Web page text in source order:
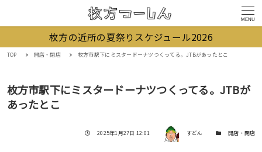
MENU
枚方の近所の夏祭りスケジュール2026
TOP 開店・閉店 枚方市駅下にミスタードーナツつくってる。JTBがあったとこ
枚方市駅下にミスタードーナツつくってる。JTBが
あったとこ
投稿日
2025年1月27日 12:01 著者 すどん カテゴリー開店・閉店